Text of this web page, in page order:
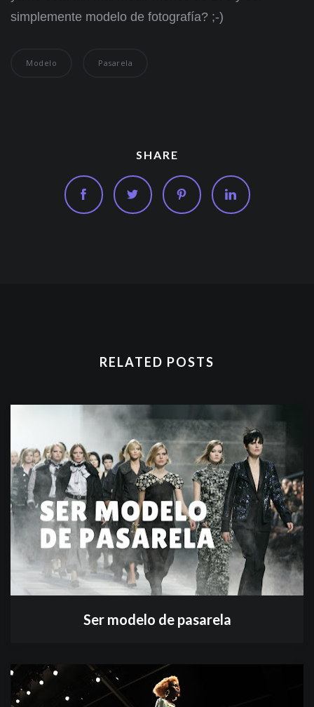
simplemente modelo de fotografía? ;-)
Modelo Pasarela
SHARE
RELATED POSTS
Ser modelo de pasarela